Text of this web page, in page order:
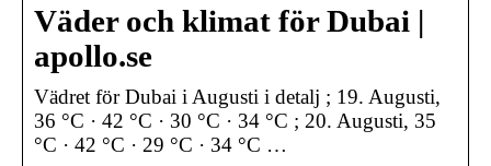
Väder och klimat för Dubai |
apollo.se
Vädret för Dubai i Augusti i detalj ; 19. Augusti,
36 °C · 42 °C · 30 °C · 34 °C ; 20. Augusti, 35
°C · 42 °C · 29 °C · 34 °C …